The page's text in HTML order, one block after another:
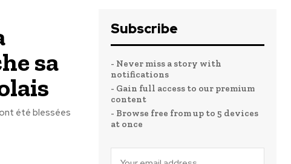
sa
été blessées
Subscribe
- Never miss a story with
notifications
- Gain full access to our premium
content
- Browse free from up to 5 devices
at once